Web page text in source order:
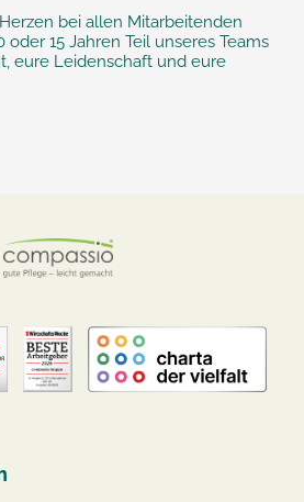
bei allen Mitarbeitenden
oder 15 Jahren Teil unseres Teams
eure Leidenschaft und eure